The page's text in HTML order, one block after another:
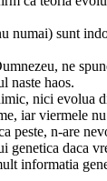
numai) sunt
ne
naste haos.
nici evolua
iar viermele
peste, n-are
genetica daca
informatia